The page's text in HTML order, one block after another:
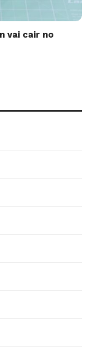
vai cair no